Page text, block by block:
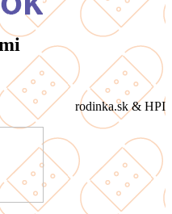
rodinka.sk & HPI